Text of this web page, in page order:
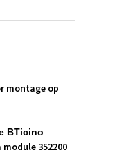
montage op
BTicino
352200